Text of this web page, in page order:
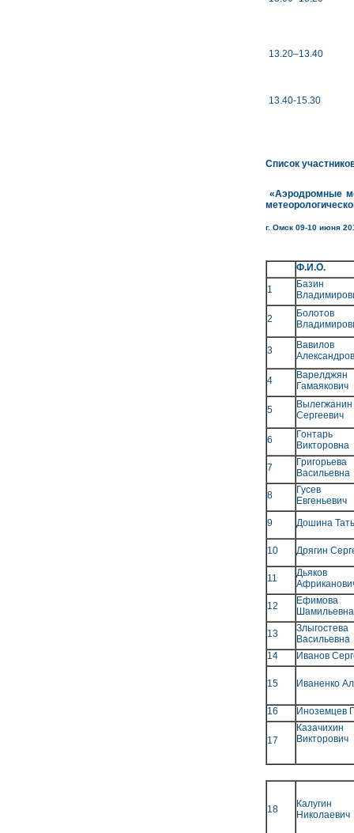
13.20–13.40
13.40-15.30
Список
«Аэродромные
г. Омск 09-10 июня
Ф.И.О.
1
Базин
2
3
4
Гамаякович
5
Сергеевич
6
Викторовна
7
Васильевна
8
Гусев
Евгеньевич
9
Дошина
10 Дрягин
11
Дьяков
12
Шамильевна
13
Васильевна
14
Иванов
15 Иваненко
16 Иноземцев
17
Викторович
18
Николаевич